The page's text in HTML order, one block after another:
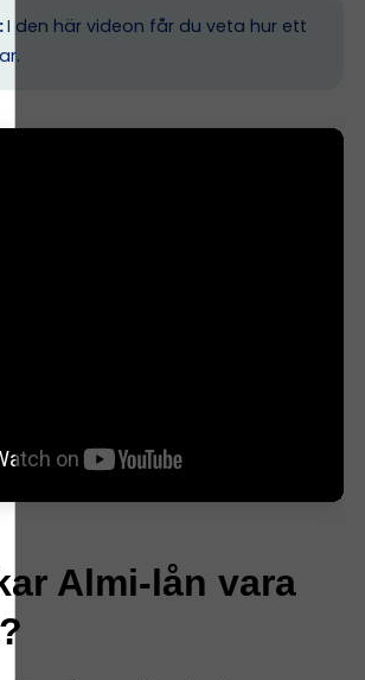
I den här videon får du veta hur ett
Almi-lån vara